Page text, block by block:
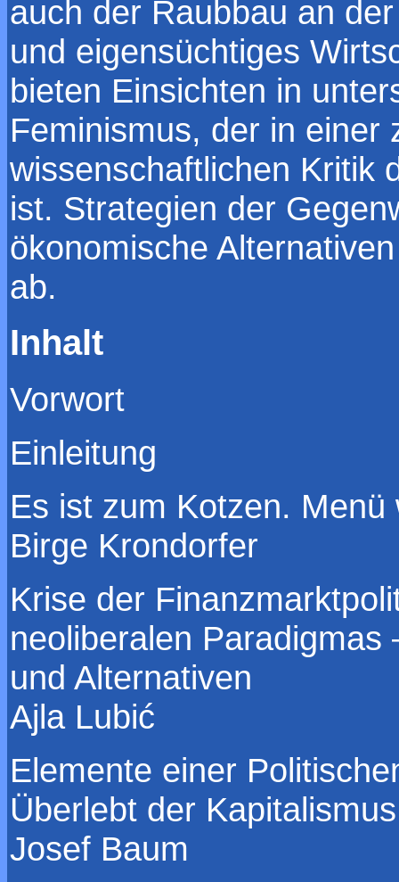
auch der Raubbau an
und eigensüchtiges
bieten Einsichten in
Feminismus, der in einer
wissenschaftlichen Kritik
ist. Strategien der
ökonomische
ab.
Inhalt
Vorwort
Einleitung
Es ist zum Kotzen.
Birge Krondorfer
Krise der
neoliberalen Paradigmas
und Alternativen
Ajla Lubić
Elemente einer
Überlebt der
Josef Baum